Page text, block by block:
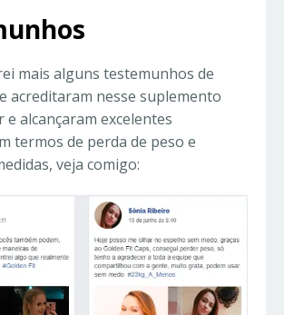
mais alguns testemunhos de
acreditaram nesse suplemento
e alcançaram excelentes
termos de perda de peso e
veja comigo: